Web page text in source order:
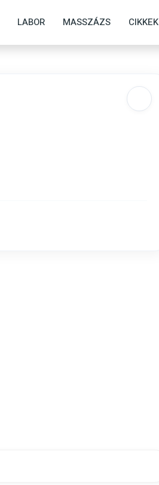
LABOR MASSZÁZS CIKKEK